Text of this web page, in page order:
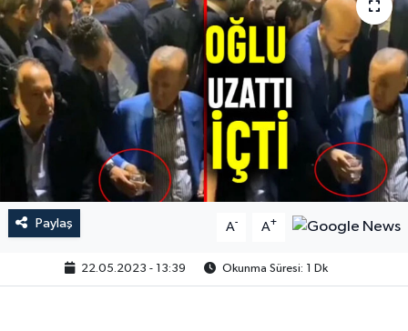
Paylaş A- A+
22.05.2023 - 13:39 Okunma Süresi: 1 Dk